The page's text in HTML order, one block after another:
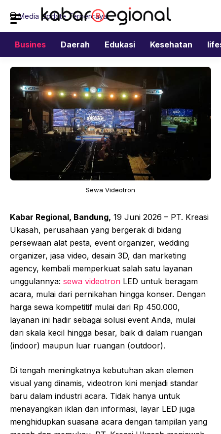
isi
Media Update Terpercaya
Busines Daerah Edukasi Kesehatan
Sewa Videotron
Kabar Regional, Bandung, 19 Juni 2026 – PT. Kreasi
Ukasah, perusahaan yang bergerak di bidang
persewaan alat pesta, event organizer, wedding
organizer, jasa video, desain 3D, dan marketing
agency, kembali memperkuat salah satu layanan
unggulannya: sewa videotron LED untuk beragam
acara, mulai dari pernikahan hingga konser. Dengan
harga sewa kompetitif mulai dari Rp 450.000,
layanan ini hadir sebagai solusi event Anda, mulai
dari skala kecil hingga besar, baik di dalam ruangan
(indoor) maupun luar ruangan (outdoor).
Di tengah meningkatnya kebutuhan akan elemen
visual yang dinamis, videotron kini menjadi standar
baru dalam industri acara. Tidak hanya untuk
menayangkan iklan dan informasi, layar LED juga
menghidupkan suasana acara dengan tampilan yang